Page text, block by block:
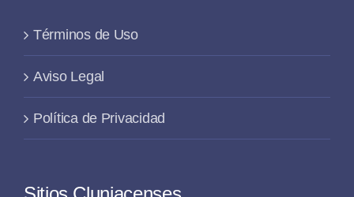
Términos de Uso
Aviso Legal
Política de Privacidad